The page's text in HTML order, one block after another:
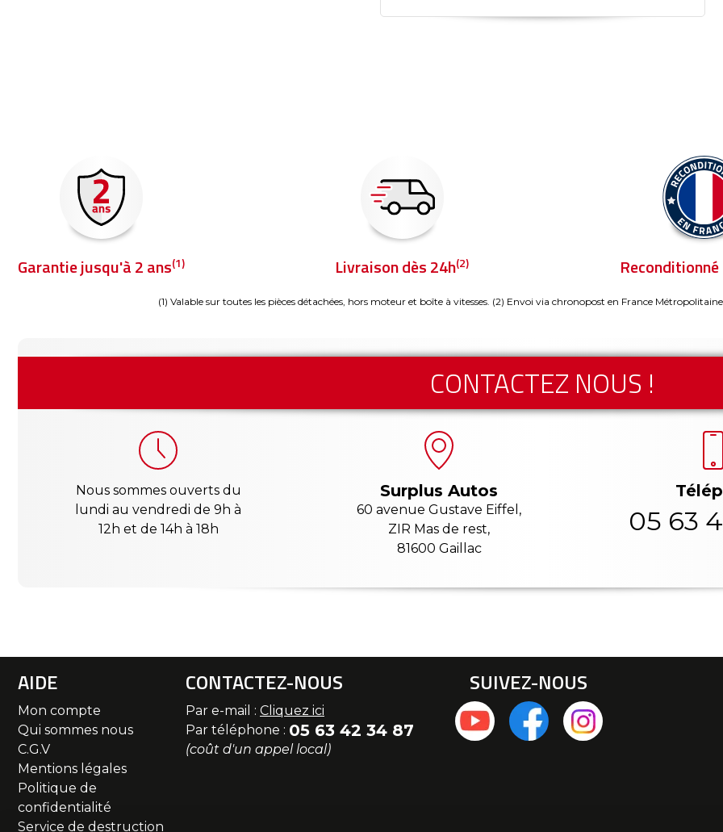
Garantie jusqu'à 2 ans(1) Livraison dès 24h(2) Reconditionné
(1) Valable sur toutes les pièces détachées, hors moteur et boîte à vitesses. (2) Envoi via chronopost en France
CONTACTEZ NOUS !
Nous sommes ouverts du
lundi au vendredi de 9h à
12h et de 14h à 18h
Surplus Autos
60 avenue Gustave Eiffel,
ZIR Mas de rest,
81600 Gaillac
05 63
AIDE
Mon compte
Qui sommes nous
C.G.V
Mentions légales
Politique de
confidentialité
Service de destruction
CONTACTEZ-NOUS
Par e-mail : Cliquez ici
Par téléphone : 05 63 42 34 87
(coût d'un appel local)
SUIVEZ-NOUS